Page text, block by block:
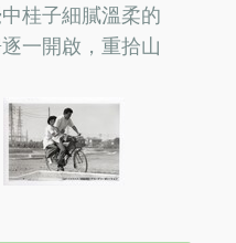
桂子細膩溫柔的
一開啟，重拾山